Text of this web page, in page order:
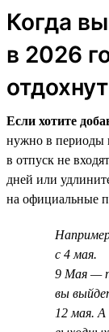
Когда
в 2026
Если хотите
нужно в периоды
в отпуск не
дней или
на официальные
с 4 мая.
9 Мая —
вы
12 мая.